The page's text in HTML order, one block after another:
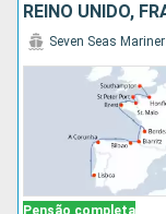
Seven Seas Mariner